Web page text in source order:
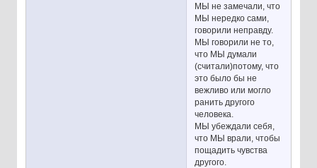
МЫ не замечали, что
МЫ нередко сами,
говорили неправду.
МЫ говорили не то,
что МЫ думали
(считали)потому, что
это было бы не
вежливо или могло
ранить другого
человека.
МЫ убеждали себя,
что МЫ врали, чтобы
пощадить чувства
другого.